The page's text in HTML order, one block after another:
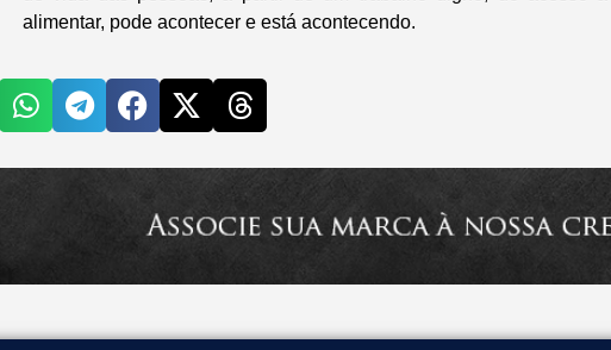
alimentar, pode acontecer e está acontecendo.